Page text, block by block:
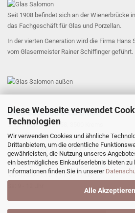
Diese Webseite verwendet
Technologien
Wir verwenden Cookies und ähnliche
Drittanbietern, um die ordentliche
gewährleisten, die Nutzung unseres
ein bestmögliches Einkaufserlebnis bieten zu
Informationen finden Sie in unserer
Alle Akzeptieren
Seit 1908 befindet sich an der Wienerbrücke
das Fachgeschäft für Glas und Porzellan.
In der vierten Generation wird die Firma Hans
vom Glasermeister Rainer Schiffinger geführt.
Hans Salomon & Co GmbH
Untere Landstraße 58, 3500 Krems
office@glas-salomon.at
​Tel: +43 (0) 2732 82174
Öffnungszeiten:
Mo - Do: 9 - 15 Uhr, Fr: 9 - 18 Uhr